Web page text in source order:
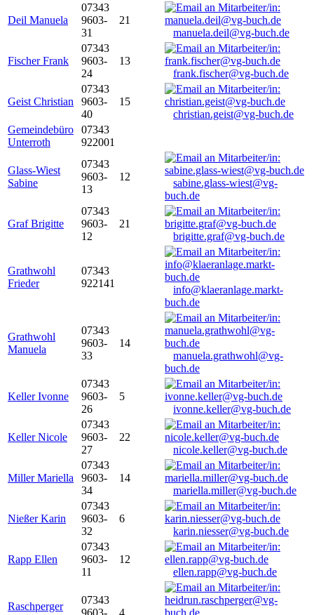
Deil Manuela
07343
9603-
31
21
manuela.deil@vg-buch.de
Fischer Frank
07343
9603-
24
13
frank.fischer@vg-buch.de
Geist Christian
07343
9603-
40
15
christian.geist@vg-buch.de
Gemeindebüro
Unterroth
07343
922001
Glass-Wiest
Sabine
07343
9603-
13
12
sabine.glass-wiest@vg-
buch.de
Graf Brigitte
07343
9603-
12
21
brigitte.graf@vg-buch.de
Grathwohl
Frieder
07343
922141
info@klaeranlage.markt-
buch.de
Grathwohl
Manuela
07343
9603-
33
14
manuela.grathwohl@vg-
buch.de
Keller Ivonne
07343
9603-
26
5
ivonne.keller@vg-buch.de
Keller Nicole
07343
9603-
27
22
nicole.keller@vg-buch.de
Miller Mariella
07343
9603-
34
14
mariella.miller@vg-buch.de
Nießer Karin
07343
9603-
32
6
karin.niesser@vg-buch.de
Rapp Ellen
07343
9603-
11
12
ellen.rapp@vg-buch.de
Raschperger
07343
9603-
4